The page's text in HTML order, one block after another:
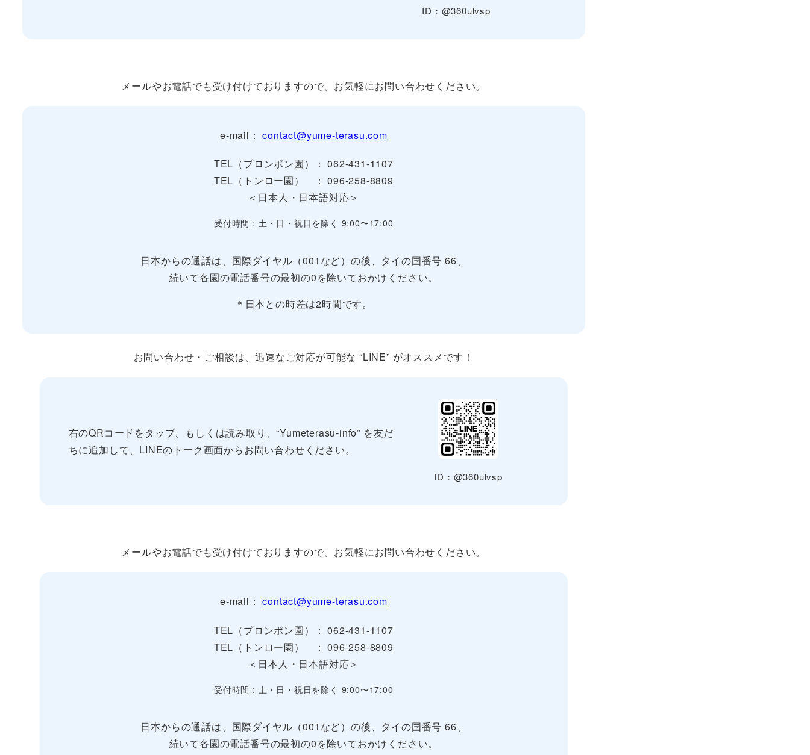
ID：@360ulvsp
メールやお電話でも受け付けておりますので、お気軽にお問い合わせください。
e-mail：contact@yume-terasu.com
TEL（プロンポン園）： 062-431-1107
TEL（トンロー園） ： 096-258-8809
＜日本人・日本語対応＞
受付時間 : 土・日・祝日を除く 9:00〜17:00
日本からの通話は、国際ダイヤル（001など）の後、タイの国番号 66、
続いて各園の電話番号の最初の0を除いておかけください。
＊日本との時差は2時間です。
お問い合わせ・ご相談は、迅速なご対応が可能な “LINE” がオススメです！
右のQRコードをタップ、もしくは読み取り、“Yumeterasu-info” を友だ
ちに追加して、LINEのトーク画面からお問い合わせください。
ID：@360ulvsp
メールやお電話でも受け付けておりますので、お気軽にお問い合わせください。
e-mail：contact@yume-terasu.com
TEL（プロンポン園）： 062-431-1107
TEL（トンロー園） ： 096-258-8809
＜日本人・日本語対応＞
受付時間 : 土・日・祝日を除く 9:00〜17:00
日本からの通話は、国際ダイヤル（001など）の後、タイの国番号 66、
続いて各園の電話番号の最初の0を除いておかけください。